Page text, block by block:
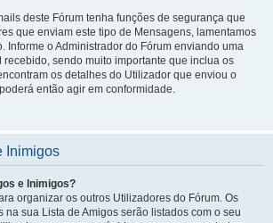
deste Fórum tenha funções de segurança que
que enviam este tipo de Mensagens, lamentamos
Informe o Administrador do Fórum enviando uma
sendo muito importante que inclua os
os detalhes do Utilizador que enviou o
então agir em conformidade.
Inimigos
e Inimigos?
organizar os outros Utilizadores do Fórum. Os
na sua Lista de Amigos serão listados com o seu